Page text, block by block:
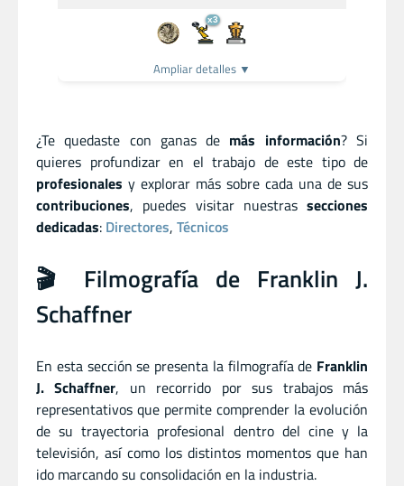
x3
Ampliar detalles ▼
¿Te quedaste con ganas de más información? Si
quieres profundizar en el trabajo de este tipo de
profesionales y explorar más sobre cada una de sus
contribuciones, puedes visitar nuestras secciones
dedicadas: Directores, Técnicos
🎬 Filmografía de Franklin J.
Schaffner
En esta sección se presenta la filmografía de Franklin
J. Schaffner, un recorrido por sus trabajos más
representativos que permite comprender la evolución
de su trayectoria profesional dentro del cine y la
televisión, así como los distintos momentos que han
ido marcando su consolidación en la industria.